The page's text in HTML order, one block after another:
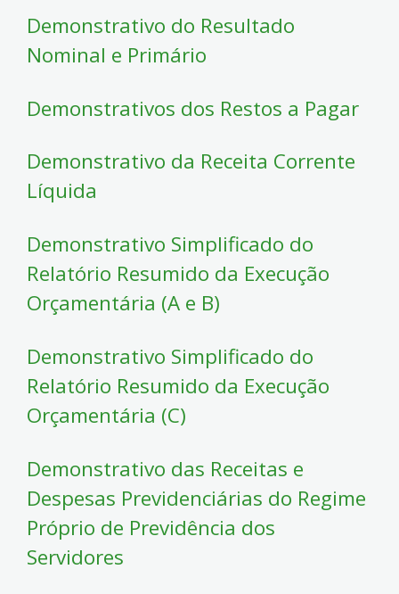
Demonstrativo do Resultado
Nominal e Primário
Demonstrativos dos Restos a Pagar
Demonstrativo da Receita Corrente
Líquida
Demonstrativo Simplificado do
Relatório Resumido da Execução
Orçamentária (A e B)
Demonstrativo Simplificado do
Relatório Resumido da Execução
Orçamentária (C)
Demonstrativo das Receitas e
Despesas Previdenciárias do Regime
Próprio de Previdência dos
Servidores